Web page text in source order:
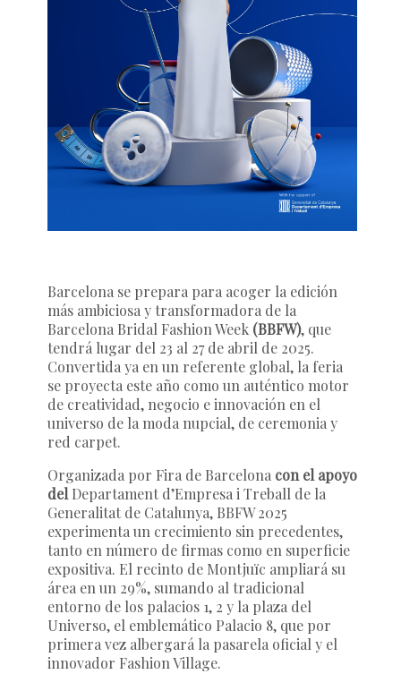
Barcelona se prepara para acoger la edición
más ambiciosa y transformadora de la
Barcelona Bridal Fashion Week(BBFW), que
tendrá lugar del 23 al 27 de abril de 2025.
Convertida ya en un referente global, la feria
se proyecta este año como un auténtico motor
de creatividad, negocio e innovación en el
universo de la moda nupcial, de ceremonia y
red carpet.
Organizada por Fira de Barcelona con el apoyo
del Departament d’Empresa i Treball de la
Generalitat de Catalunya, BBFW 2025
experimenta un crecimiento sin precedentes,
tanto en número de firmas como en superficie
expositiva. El recinto de Montjuïc ampliará su
área en un 29%, sumando al tradicional
entorno de los palacios 1, 2 y la plaza del
Universo, el emblemático Palacio 8, que por
primera vez albergará la pasarela oficial y el
innovador Fashion Village.